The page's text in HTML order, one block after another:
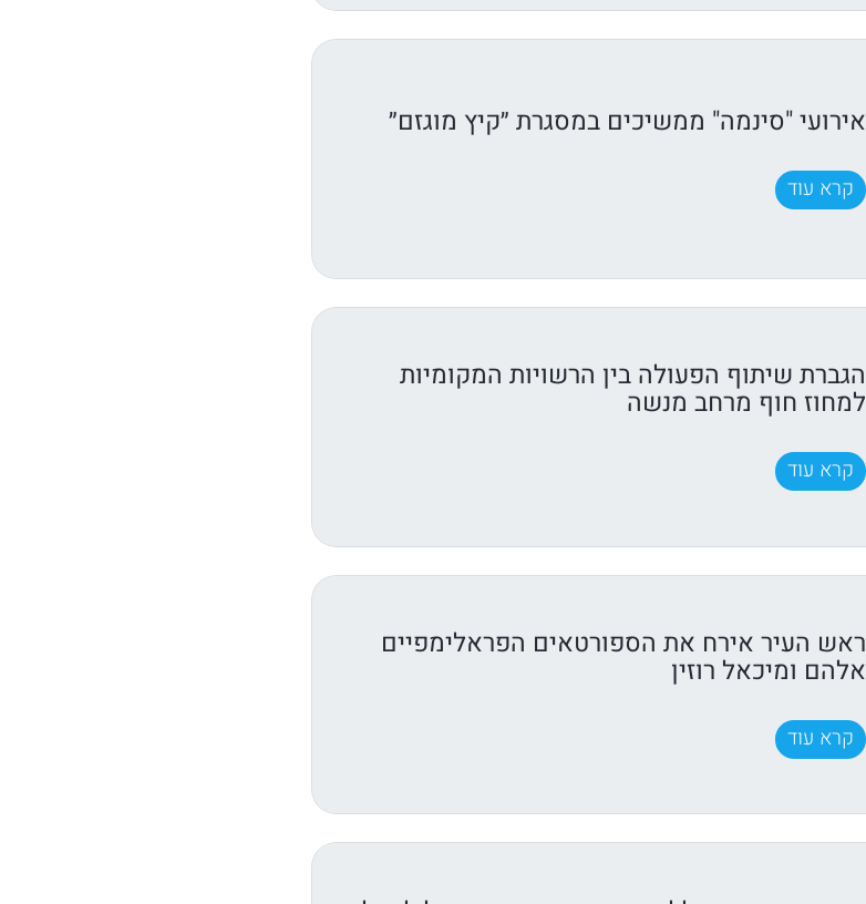
אירועי "סינמה" ממשיכים במסגרת ״קיץ מוגזם״
קרא עוד
הגברת שיתוף הפעולה בין הרשויות המקומיות
למחוז חוף מרחב מנשה
קרא עוד
ראש העיר אירח את הספורטאים הפראלימפיים
אלהם ומיכאל רוזין
קרא עוד